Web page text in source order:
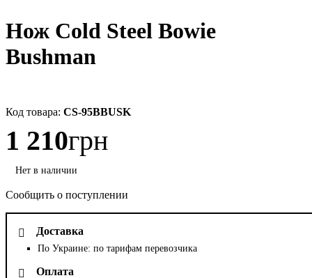
Нож Cold Steel Bowie
Bushman
CS-95BBUSK
1 210грн
Сообщить о поступлении
Доставка
По Украине: по тарифам перевозчика
Оплата